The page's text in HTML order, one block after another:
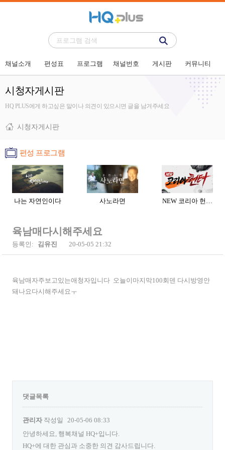
채널소개 편성표 프로그램 채널번호 게시판 커뮤니티
시청자게시판
HQ PLUS에게 하고싶은 말이나 의견이 있으시면 글을 남겨주세요
시청자게시판
편성 프로그램
나는 자연인이다 사노라면 NEW 코리아 헌…
육남매다시해주세요
등록인: 김유진 20-05-05 21:32
육남매자주보고있는애청자입니다 오늘이마지막100회덴 다시방영안
돼나요다시해주세요ㅜ
댓글목록
관리자 작성일
20-05-06 08:33
안녕하세요, 행복채널 HQ+입니다.
HQ+에 대한 관심과 소중한 의견 감사드립니다.